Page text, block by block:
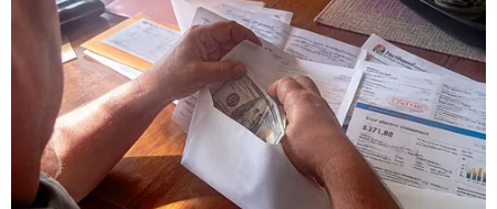
ASIAD 17
"Thành tích của đoàn Việt Nam ở ASIAD chưa
hẳn đã là thất bại"